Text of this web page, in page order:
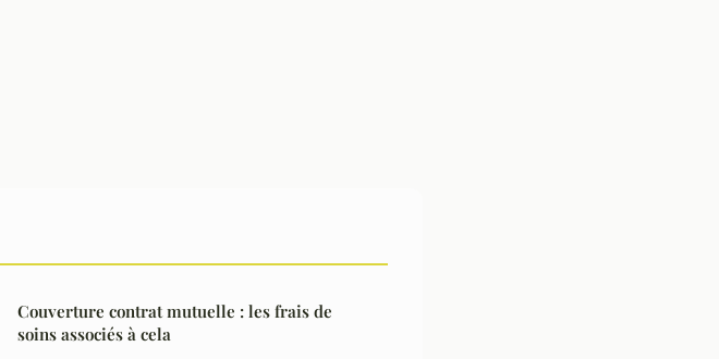
Couverture contrat mutuelle : les frais de
soins associés à cela